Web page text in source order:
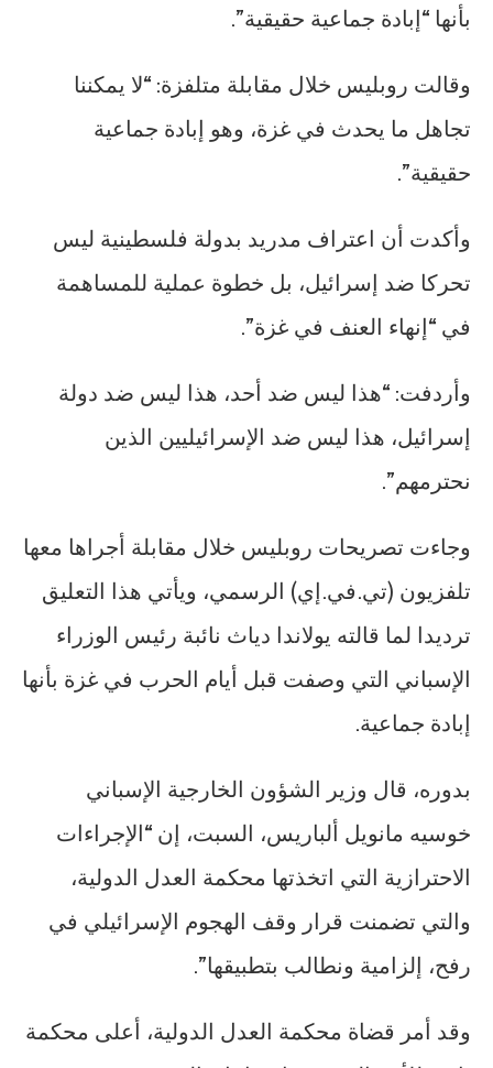
بأنها “إبادة جماعية حقيقية”.
وقالت روبليس خلال مقابلة متلفزة: “لا يمكننا
تجاهل ما يحدث في غزة، وهو إبادة جماعية
حقيقية”.
وأكدت أن اعتراف مدريد بدولة فلسطينية ليس
تحركا ضد إسرائيل، بل خطوة عملية للمساهمة
في “إنهاء العنف في غزة”.
وأردفت: “هذا ليس ضد أحد، هذا ليس ضد دولة
إسرائيل، هذا ليس ضد الإسرائيليين الذين
نحترمهم”.
وجاءت تصريحات روبليس خلال مقابلة أجراها معها
تلفزيون (تي.في.إي) الرسمي، ويأتي هذا التعليق
ترديدا لما قالته يولاندا دياث نائبة رئيس الوزراء
الإسباني التي وصفت قبل أيام الحرب في غزة بأنها
إبادة جماعية.
بدوره، قال وزير الشؤون الخارجية الإسباني
خوسيه مانويل ألباريس، السبت، إن “الإجراءات
الاحترازية التي اتخذتها محكمة العدل الدولية،
والتي تضمنت قرار وقف الهجوم الإسرائيلي في
رفح، إلزامية ونطالب بتطبيقها”.
وقد أمر قضاة محكمة العدل الدولية، أعلى محكمة